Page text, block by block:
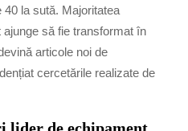
la sută. Majoritatea
să fie transformat în
articole noi de
cercetările realizate de